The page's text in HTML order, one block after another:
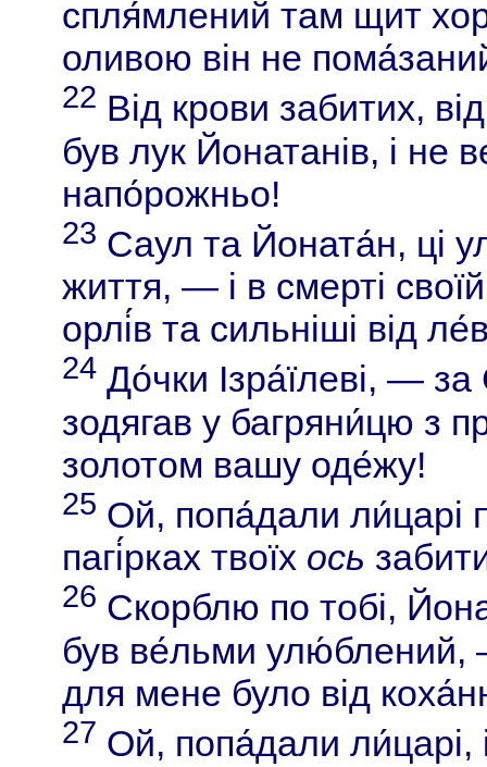
спля́млений там щит
оливою він не
22 Від крови забитих,
був лук Йонатанів, і не
напо́рожньо!
23 Саул та Йоната́н, ці
життя, — і в смерті
орлі́в та сильніші від
24 До́чки Ізра́їлеві, —
зодягав у багряни́цю з
золотом вашу оде́жу!
25 Ой, попа́дали ли́царі
пагі́рках твоїх ось
26 Скорблю по тобі,
був ве́льми улю́блений,
для мене було від
27 Ой, попа́дали ли́царі,